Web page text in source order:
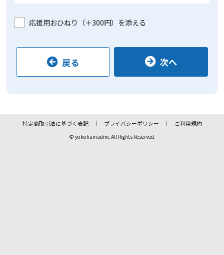
応援用おひねり（＋300円）を添える
戻る 次へ
特定商取引法に基づく表記 プライバシーポリシー ご利用規約
© yokohamadmc All Rights Reserved.